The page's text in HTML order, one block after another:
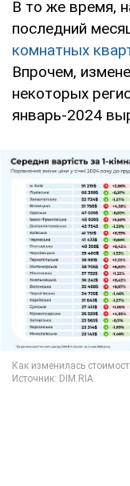
В то же время,
последний
комнатных
Впрочем,
некоторых
январь-2024